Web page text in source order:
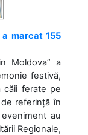
marcat 155
Moldova” a
festivă,
căii ferate pe
referință în
au
Regionale,